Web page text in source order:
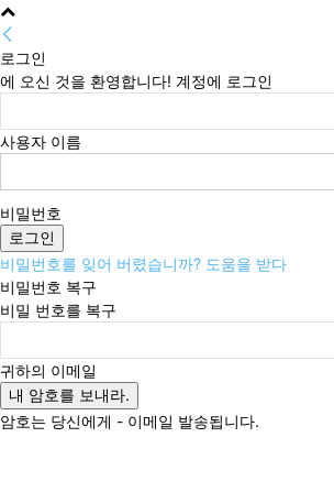
로그인
에 오신 것을 환영합니다! 계정에 로그인
사용자 이름
비밀번호
비밀번호를 잊어 버렸습니까? 도움을 받다
비밀번호 복구
비밀 번호를 복구
귀하의 이메일
암호는 당신에게 - 이메일 발송됩니다.